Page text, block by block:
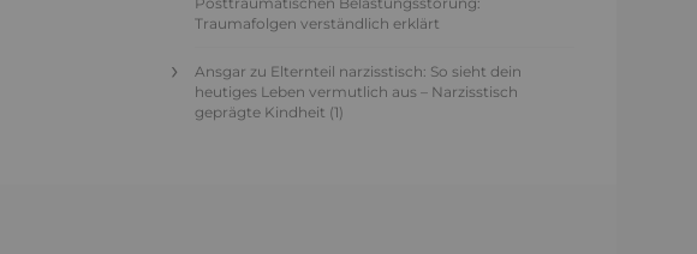
Traumafolgen verständlich erklärt
Ansgar zu Elternteil narzisstisch: So sieht dein
heutiges Leben vermutlich aus – Narzisstisch
geprägte Kindheit (1)